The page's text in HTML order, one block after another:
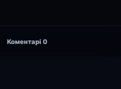
Коментарі 0